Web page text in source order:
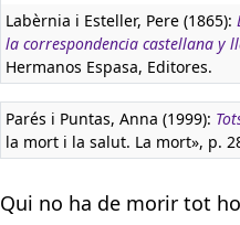
Labèrnia i Esteller, Pere (1865):
la correspondencia castellana y
Hermanos Espasa, Editores.
Parés i Puntas, Anna (1999):
la mort i la salut. La mort», p.
Qui no ha de morir tot